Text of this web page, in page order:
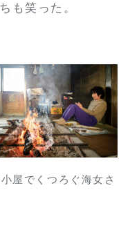
も笑った。
屋でくつろぐ海女さ